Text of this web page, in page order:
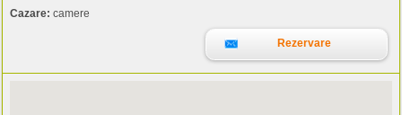
Cazare: camere
Rezervare